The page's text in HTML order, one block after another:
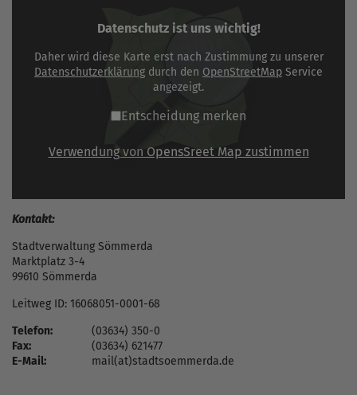
Datenschutz ist uns wichtig!
Daher wird diese Karte erst nach Zustimmung zu unserer
Datenschutzerklärung durch den OpenStreetMap Service
angezeigt.
Entscheidung merken
Verwendung von OpensSreet Map zustimmen
Kontakt:
Stadtverwaltung Sömmerda
Marktplatz 3-4
99610 Sömmerda
Leitweg ID: 16068051-0001-68
Telefon:
(03634) 350-0
Fax:
(03634) 621477
E-Mail:
mail(at)stadtsoemmerda.de